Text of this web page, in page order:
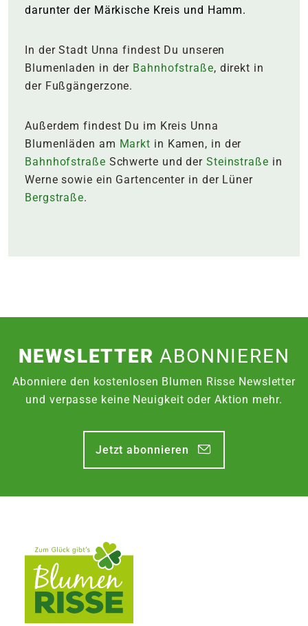
darunter der Märkische Kreis und Hamm.
In der Stadt Unna findest Du unseren
Blumenladen in der Bahnhofstraße, direkt in
der Fußgängerzone.
Außerdem findest Du im Kreis Unna
Blumenläden am Markt in Kamen, in der
Bahnhofstraße Schwerte und der Steinstraße in
Werne sowie ein Gartencenter in der Lüner
Bergstraße.
NEWSLETTERABONNIEREN
Abonniere den kostenlosen Blumen Risse Newsletter
und verpasse keine Neuigkeit oder Aktion mehr.
Jetzt abonnieren